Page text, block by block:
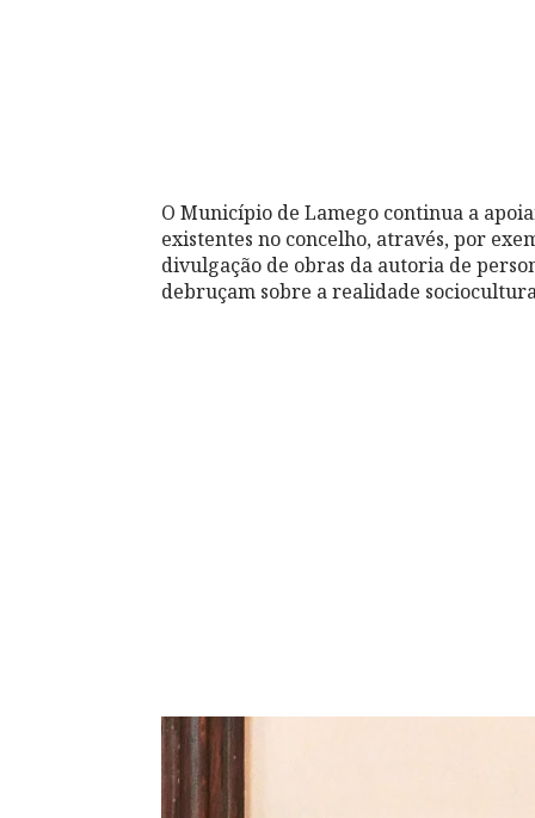
O Município de Lamego continua a
existentes no concelho, através, por
divulgação de obras da autoria de
debruçam sobre a realidade